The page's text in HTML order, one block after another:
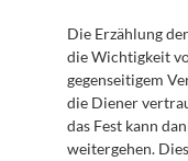
Die Erzählung
die Wichtigkeit
gegenseitigem
die Diener
das Fest kann
weitergehen.